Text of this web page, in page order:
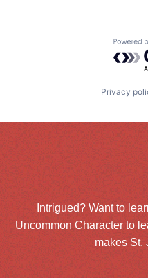
Privacy
Intrigued? Want to
Uncommon Characterto
makes St.